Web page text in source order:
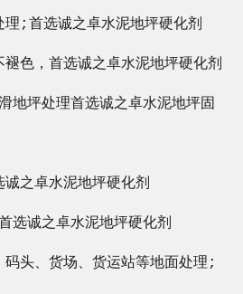
理;首选诚之卓水泥地坪硬化剂
色，首选诚之卓水泥地坪硬化剂
地坪处理首选诚之卓水泥地坪固
诚之卓水泥地坪硬化剂
选诚之卓水泥地坪硬化剂
头、货场、货运站等地面处理;